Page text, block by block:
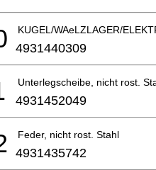
KUGEL/WAeLZLAGER/
4931440309
Unterlegscheibe, nicht rost.
4931452049
Feder, nicht rost. Stahl
4931435742